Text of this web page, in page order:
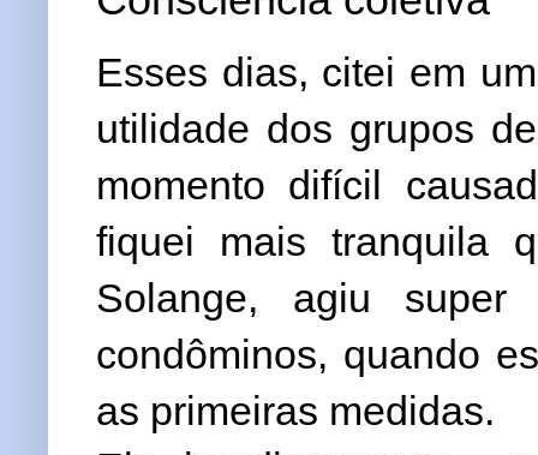
Esses dias, citei em
utilidade dos grupos
momento difícil
fiquei mais
Solange, agiu
condôminos, quando
as primeiras medidas.